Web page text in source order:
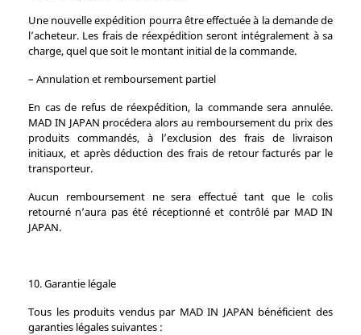
Une nouvelle expédition pourra être effectuée à la demande de
l’acheteur. Les frais de réexpédition seront intégralement à sa
charge, quel que soit le montant initial de la commande.
– Annulation et remboursement partiel
En cas de refus de réexpédition, la commande sera annulée.
MAD IN JAPAN procédera alors au remboursement du prix des
produits commandés, à l’exclusion des frais de livraison
initiaux, et après déduction des frais de retour facturés par le
transporteur.
Aucun remboursement ne sera effectué tant que le colis
retourné n’aura pas été réceptionné et contrôlé par MAD IN
JAPAN.
10. Garantie légale
Tous les produits vendus par MAD IN JAPAN bénéficient des
garanties légales suivantes :